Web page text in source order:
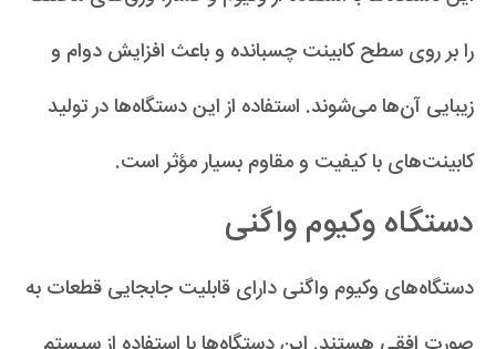
را بر روی سطح کابینت چسبانده و باعث افزایش دوام و
زیبایی آن‌ها می‌شوند. استفاده از این دستگاه‌ها در تولید
کابینت‌های با کیفیت و مقاوم بسیار مؤثر است.
دستگاه‌ وکیوم واگنی
دستگاه‌های وکیوم واگنی دارای قابلیت جابجایی قطعات به